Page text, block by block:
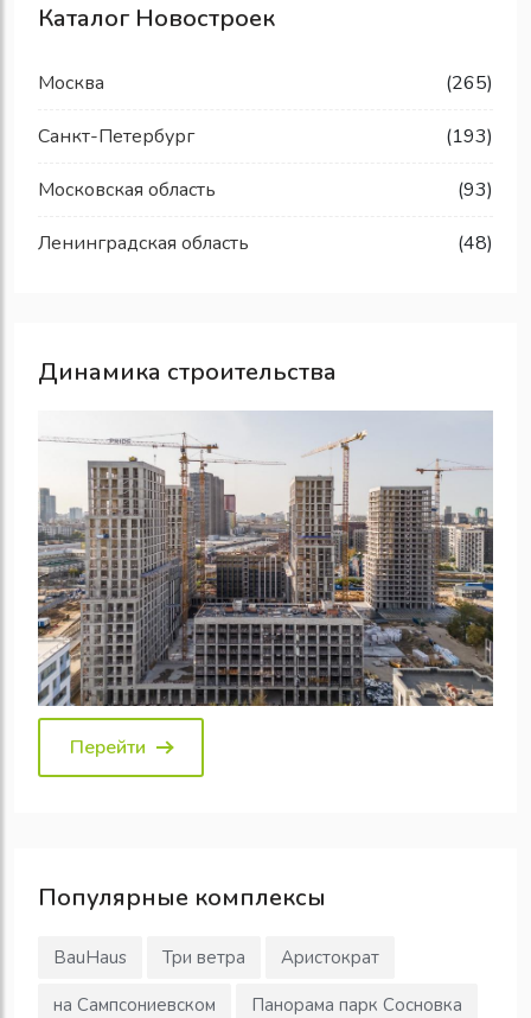
Каталог Новостроек
Москва (265)
Санкт-Петербург (193)
Московская область (93)
Ленинградская область (48)
Динамика строительства
Перейти
Популярные комплексы
BauHaus Три ветра
Аристократ
на Сампсониевском
Панорама парк Сосновка